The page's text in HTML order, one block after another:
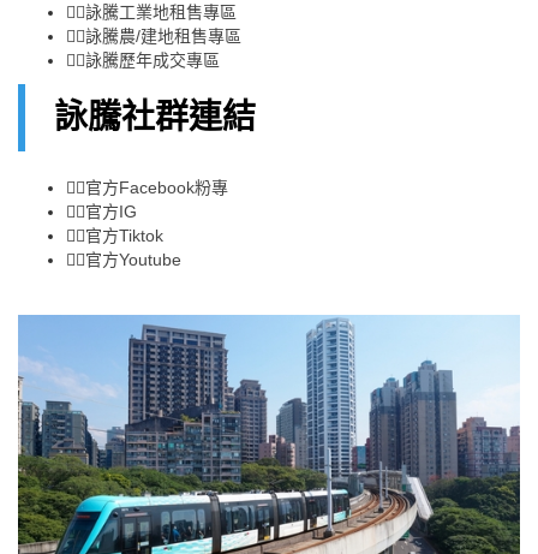
👉🏻詠騰工業地租售專區
👉🏻詠騰農/建地租售專區
👉🏻詠騰歷年成交專區
詠騰社群連結
👉🏻官方Facebook粉專
👉🏻官方IG
👉🏻官方Tiktok
👉🏻官方Youtube